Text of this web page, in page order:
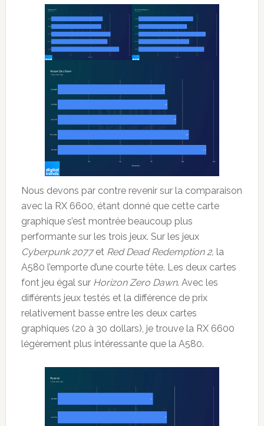
Nous devons par contre revenir sur la comparaison
avec la RX 6600, étant donné que cette carte
graphique s’est montrée beaucoup plus
performante sur les trois jeux. Sur les jeux
Cyberpunk 2077et Red Dead Redemption 2, la
A580 l’emporte d’une courte tête. Les deux cartes
font jeu égal sur Horizon Zero Dawn. Avec les
différents jeux testés et la différence de prix
relativement basse entre les deux cartes
graphiques (20 à 30 dollars), je trouve la RX 6600
légèrement plus intéressante que la A580.